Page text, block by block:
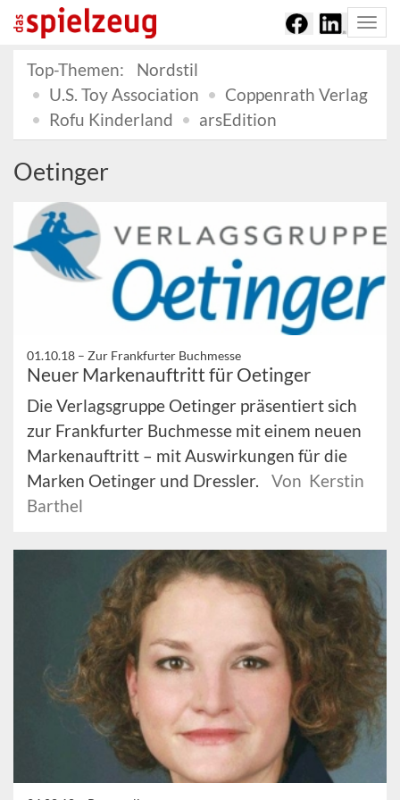
Top-Themen:
Nordstil
U.S. Toy Association
Coppenrath Verlag
Rofu Kinderland
arsEdition
Oetinger
01.10.18 – Zur Frankfurter Buchmesse
Neuer Markenauftritt für Oetinger
Die Verlagsgruppe Oetinger präsentiert sich
zur Frankfurter Buchmesse mit einem neuen
Markenauftritt – mit Auswirkungen für die
Marken Oetinger und Dressler.
Von Kerstin
Barthel